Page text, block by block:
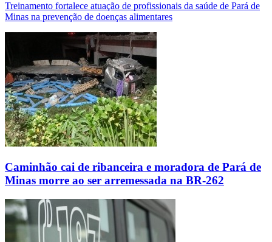
Treinamento fortalece atuação de profissionais da saúde de Pará de
Minas na prevenção de doenças alimentares
Caminhão cai de ribanceira e moradora de Pará de
Minas morre ao ser arremessada na BR-262